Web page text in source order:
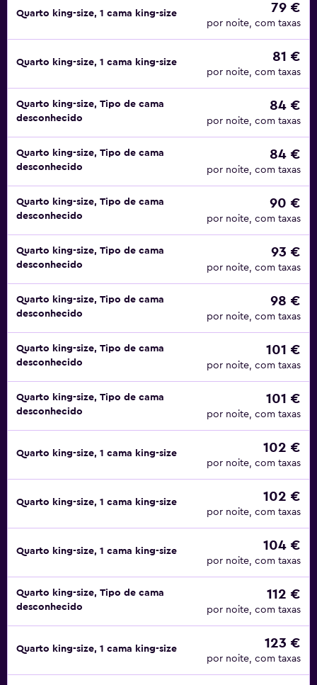
Quarto king-size, 1 cama king-size 79 €
por noite, com taxas
Quarto king-size, 1 cama king-size 81 €
por noite, com taxas
Quarto king-size, Tipo de cama
desconhecido
84 €
por noite, com taxas
Quarto king-size, Tipo de cama
desconhecido
84 €
por noite, com taxas
Quarto king-size, Tipo de cama
desconhecido
90 €
por noite, com taxas
Quarto king-size, Tipo de cama
desconhecido
93 €
por noite, com taxas
Quarto king-size, Tipo de cama
desconhecido
98 €
por noite, com taxas
Quarto king-size, Tipo de cama
desconhecido
101 €
por noite, com taxas
Quarto king-size, Tipo de cama
desconhecido
101 €
por noite, com taxas
Quarto king-size, 1 cama king-size 102 €
por noite, com taxas
Quarto king-size, 1 cama king-size 102 €
por noite, com taxas
Quarto king-size, 1 cama king-size 104 €
por noite, com taxas
Quarto king-size, Tipo de cama
desconhecido
112 €
por noite, com taxas
Quarto king-size, 1 cama king-size 123 €
por noite, com taxas